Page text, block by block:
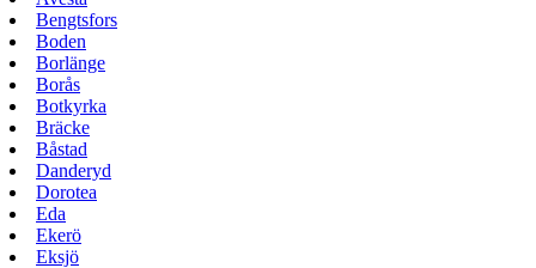
Bengtsfors
Boden
Borlänge
Borås
Botkyrka
Bräcke
Båstad
Danderyd
Dorotea
Eda
Ekerö
Eksjö